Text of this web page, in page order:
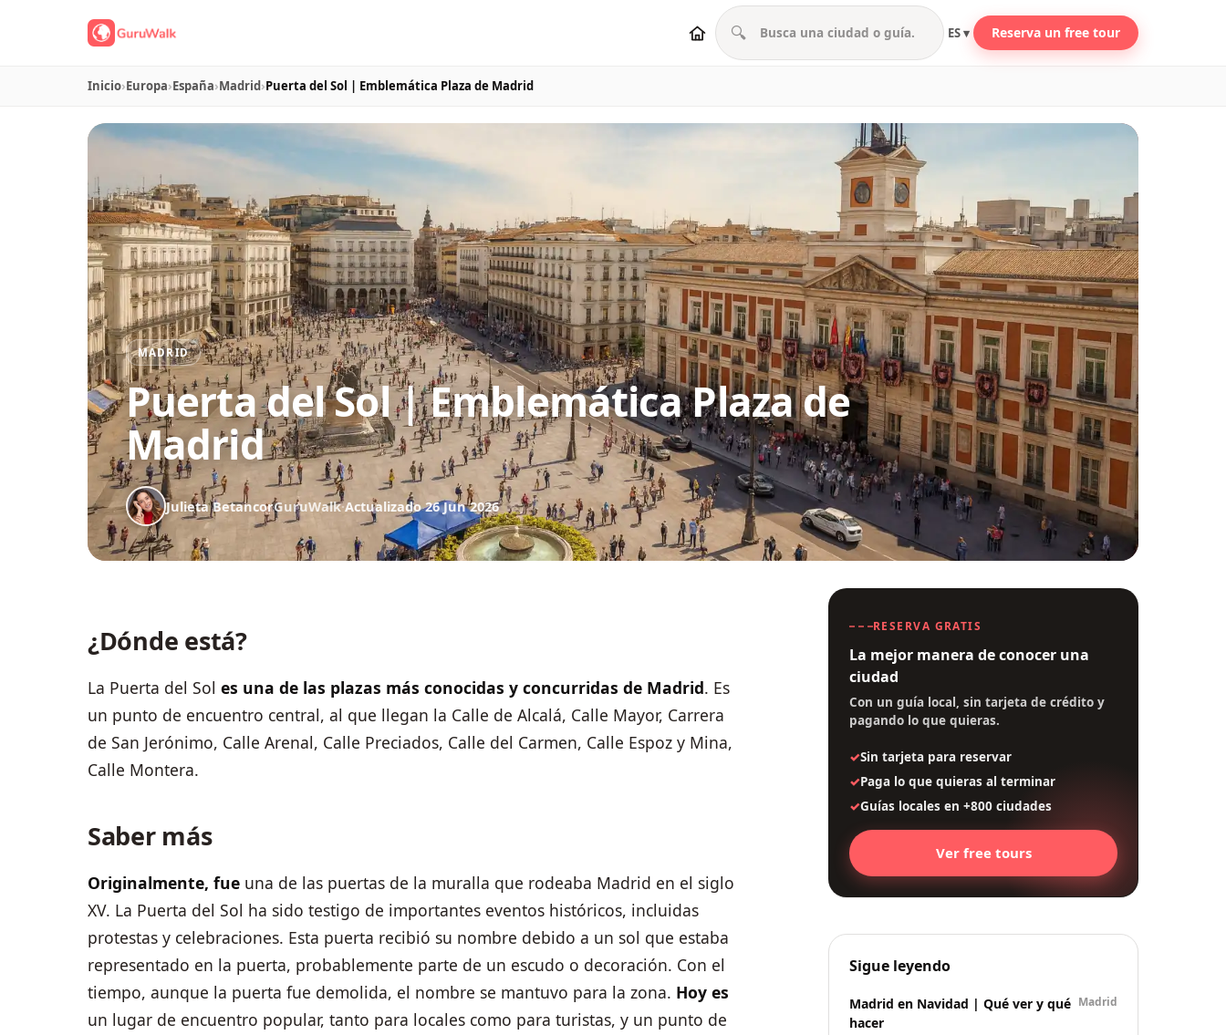
🔍 ES ▾ Reserva un free tour
Inicio›Europa›España›Madrid›Puerta del Sol | Emblemática Plaza de Madrid
MADRID
Puerta del Sol | Emblemática Plaza de
Madrid
Julieta BetancorGuruWalk·Actualizado 26 Jun 2026
¿Dónde está?
La Puerta del Sol es una de las plazas más conocidas y concurridas de Madrid. Es
un punto de encuentro central, al que llegan la Calle de Alcalá, Calle Mayor, Carrera
de San Jerónimo, Calle Arenal, Calle Preciados, Calle del Carmen, Calle Espoz y Mina,
Calle Montera.
Saber más
Originalmente, fue una de las puertas de la muralla que rodeaba Madrid en el siglo
XV. La Puerta del Sol ha sido testigo de importantes eventos históricos, incluidas
protestas y celebraciones. Esta puerta recibió su nombre debido a un sol que estaba
representado en la puerta, probablemente parte de un escudo o decoración. Con el
tiempo, aunque la puerta fue demolida, el nombre se mantuvo para la zona. Hoy es
un lugar de encuentro popular, tanto para locales como para turistas, y un punto de
RESERVA GRATIS
La mejor manera de conocer una
ciudad
Con un guía local, sin tarjeta de crédito y
pagando lo que quieras.
Sin tarjeta para reservar
Paga lo que quieras al terminar
Guías locales en +800 ciudades
Ver free tours
Sigue leyendo
Madrid en Navidad | Qué ver y qué
hacer
Madrid